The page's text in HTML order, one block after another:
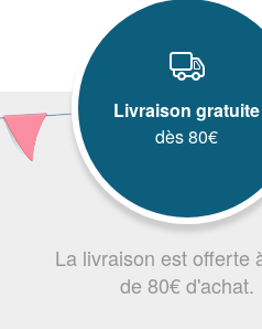
Livraison gratuite
dès 80€
La livraison est offerte
de 80€ d'achat.